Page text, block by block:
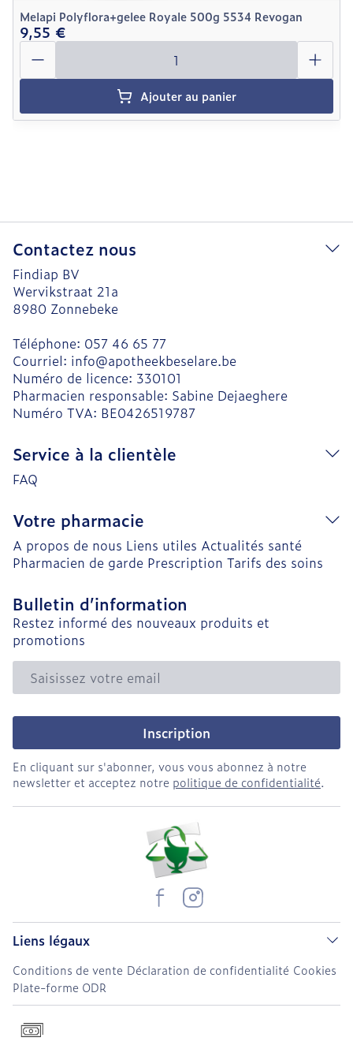
Melapi Polyflora+gelee Royale 500g 5534 Revogan
9,55 €
Quantité
Ajouter au panier
Contactez nous
Findiap BV
Wervikstraat 21a
8980 Zonnebeke
Téléphone: 057 46 65 77
Courriel: info@apotheekbeselare.be
Numéro de licence: 330101
Pharmacien responsable: Sabine Dejaeghere
Numéro TVA: BE0426519787
Service à la clientèle
FAQ
Votre pharmacie
A propos de nous Liens utiles Actualités santé
Pharmacien de garde Prescription Tarifs des soins
Bulletin d’information
Restez informé des nouveaux produits et
promotions
Adresse mail
Inscription
En cliquant sur s'abonner, vous vous abonnez à notre
newsletter et acceptez notre politique de confidentialité.
Liens légaux
Conditions de vente Déclaration de confidentialité Cookies
Plate-forme ODR